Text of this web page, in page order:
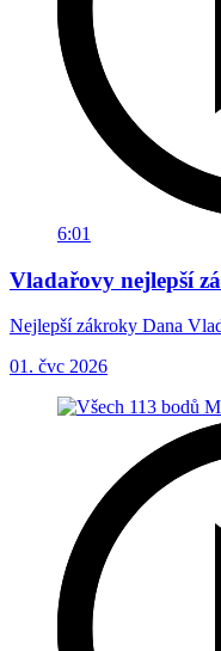
6:01
Vladařovy nejlepší
Nejlepší zákroky Dana
01. čvc 2026